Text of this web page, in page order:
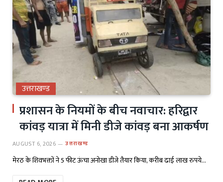
उत्तराखण्ड
प्रशासन के नियमों के बीच नवाचार: हरिद्वार
कांवड़ यात्रा में मिनी डीजे कांवड़ बना आकर्षण
AUGUST 6, 2026 उत्तराखण्ड
मेरठ के शिवभक्तों ने 5 फीट ऊंचा अनोखा डीजे तैयार किया, करीब ढाई लाख रुपये…